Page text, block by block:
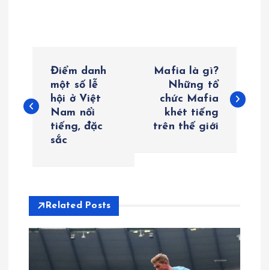
ề
ớ
Điểm danh
một số lễ
hội ở Việt
Nam nổi
tiếng, đặc
sắc
Mafia là gì?
Những tổ
chức Mafia
khét tiếng
trên thế giới
Related Posts